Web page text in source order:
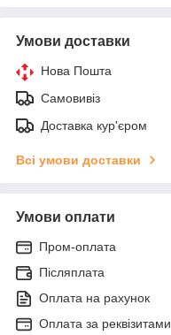
Умови доставки
Нова Пошта
Самовивіз
Доставка кур'єром
Всі умови доставки
Умови оплати
Пром-оплата
Післяплата
Оплата на рахунок
Оплата за реквізитами